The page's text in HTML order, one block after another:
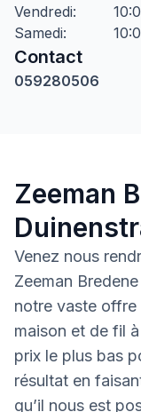
Vendredi:
Samedi:
Contact
059280506
Zeeman
Venez nous
Zeeman
notre vaste offre
maison et de fil
prix le plus bas
résultat en
qu’il nous est